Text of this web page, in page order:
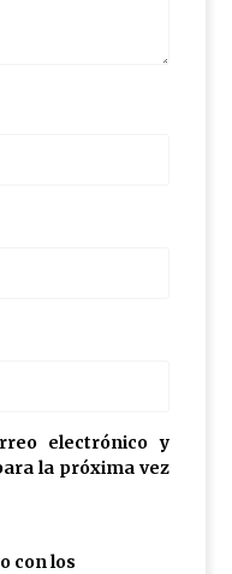
electrónico y
la próxima vez
con los